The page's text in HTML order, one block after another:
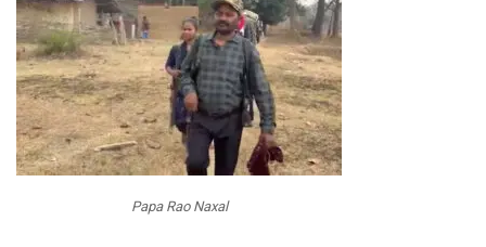
Papa Rao Naxal